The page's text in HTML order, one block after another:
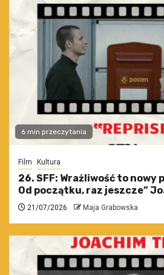
6 min przeczytania
Film Kultura
26. SFF: Wrażliwość to nowy
Od początku, raz jeszcze”
21/07/2026 Maja Grabowska